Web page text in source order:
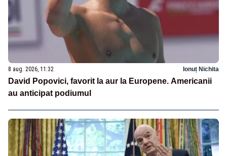
8 aug. 2026, 11:32 Ionuț Nichita
David Popovici, favorit la aur la Europene. Americanii
au anticipat podiumul